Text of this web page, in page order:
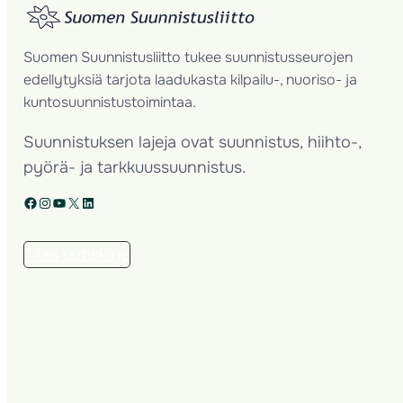
Suomen Suunnistusliitto tukee suunnistusseurojen
edellytyksiä tarjota laadukasta kilpailu-, nuoriso- ja
kuntosuunnistustoimintaa.
Suunnistuksen lajeja ovat suunnistus, hiihto-,
pyörä- ja tarkkuussuunnistus.
Facebook Instagram YouTube X LinkedIn